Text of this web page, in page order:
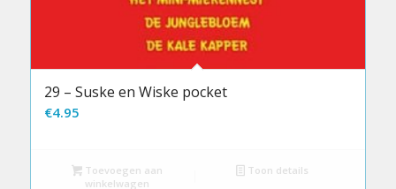
29 – Suske en Wiske pocket
€4.95
Toevoegen aan
winkelwagen
Toon details